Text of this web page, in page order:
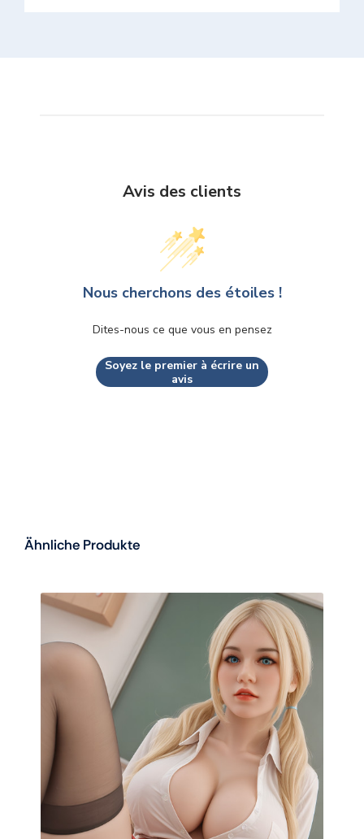
Avis des clients
Nous cherchons des étoiles !
Dites-nous ce que vous en pensez
Soyez le premier à écrire un
avis
Ähnliche Produkte